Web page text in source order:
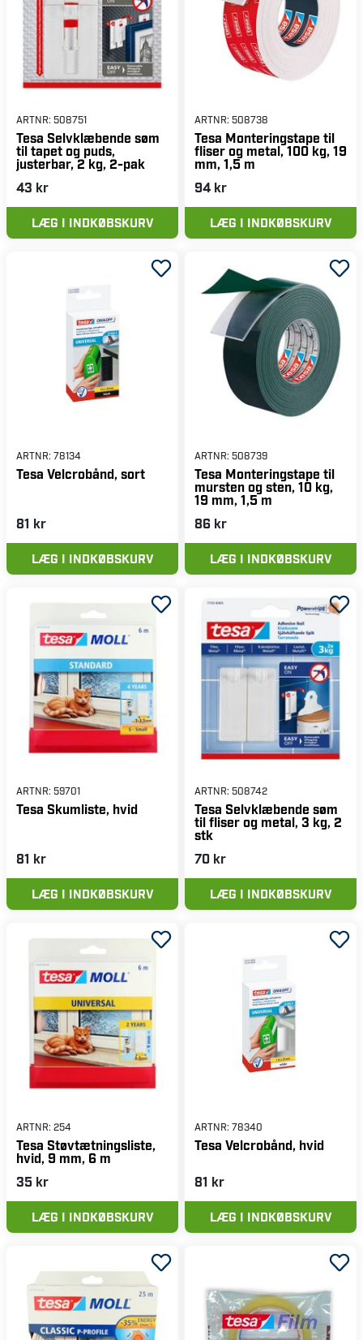
ARTNR: 508751
Tesa Selvklæbende søm
til tapet og puds,
justerbar, 2 kg, 2-pak
43 kr
LÆG I INDKØBSKURV
ARTNR: 508738
Tesa Monteringstape til
fliser og metal, 100 kg, 19
mm, 1,5 m
94 kr
LÆG I INDKØBSKURV
ARTNR: 78134
Tesa Velcrobånd, sort
81 kr
LÆG I INDKØBSKURV
ARTNR: 508739
Tesa Monteringstape til
mursten og sten, 10 kg,
19 mm, 1,5 m
86 kr
LÆG I INDKØBSKURV
ARTNR: 59701
Tesa Skumliste, hvid
81 kr
LÆG I INDKØBSKURV
ARTNR: 508742
Tesa Selvklæbende søm
til fliser og metal, 3 kg, 2
stk
70 kr
LÆG I INDKØBSKURV
ARTNR: 254
Tesa Støvtætningsliste,
hvid, 9 mm, 6 m
35 kr
LÆG I INDKØBSKURV
ARTNR: 78340
Tesa Velcrobånd, hvid
81 kr
LÆG I INDKØBSKURV